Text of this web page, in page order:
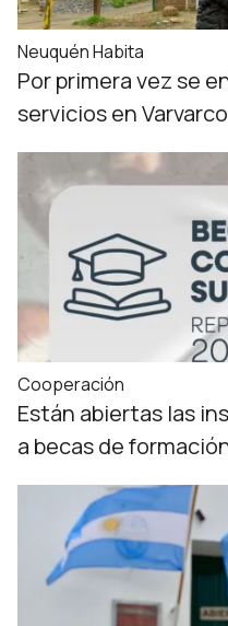
Neuquén Habita
Por primera vez se
servicios en
Cooperación
Están abiertas las
a becas de